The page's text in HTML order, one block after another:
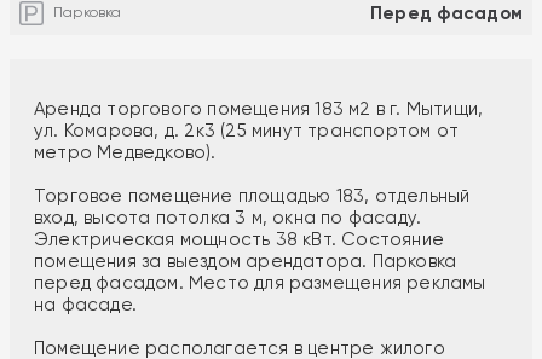
Парковка Перед фасадом
Аренда торгового помещения 183 м2 в г. Мытищи,
ул. Комарова, д. 2к3 (25 минут транспортом от
метро Медведково).
Торговое помещение площадью 183, отдельный
вход, высота потолка 3 м, окна по фасаду.
Электрическая мощность 38 кВт. Состояние
помещения за выездом арендатора. Парковка
перед фасадом. Место для размещения рекламы
на фасаде.
Помещение располагается в центре жилого